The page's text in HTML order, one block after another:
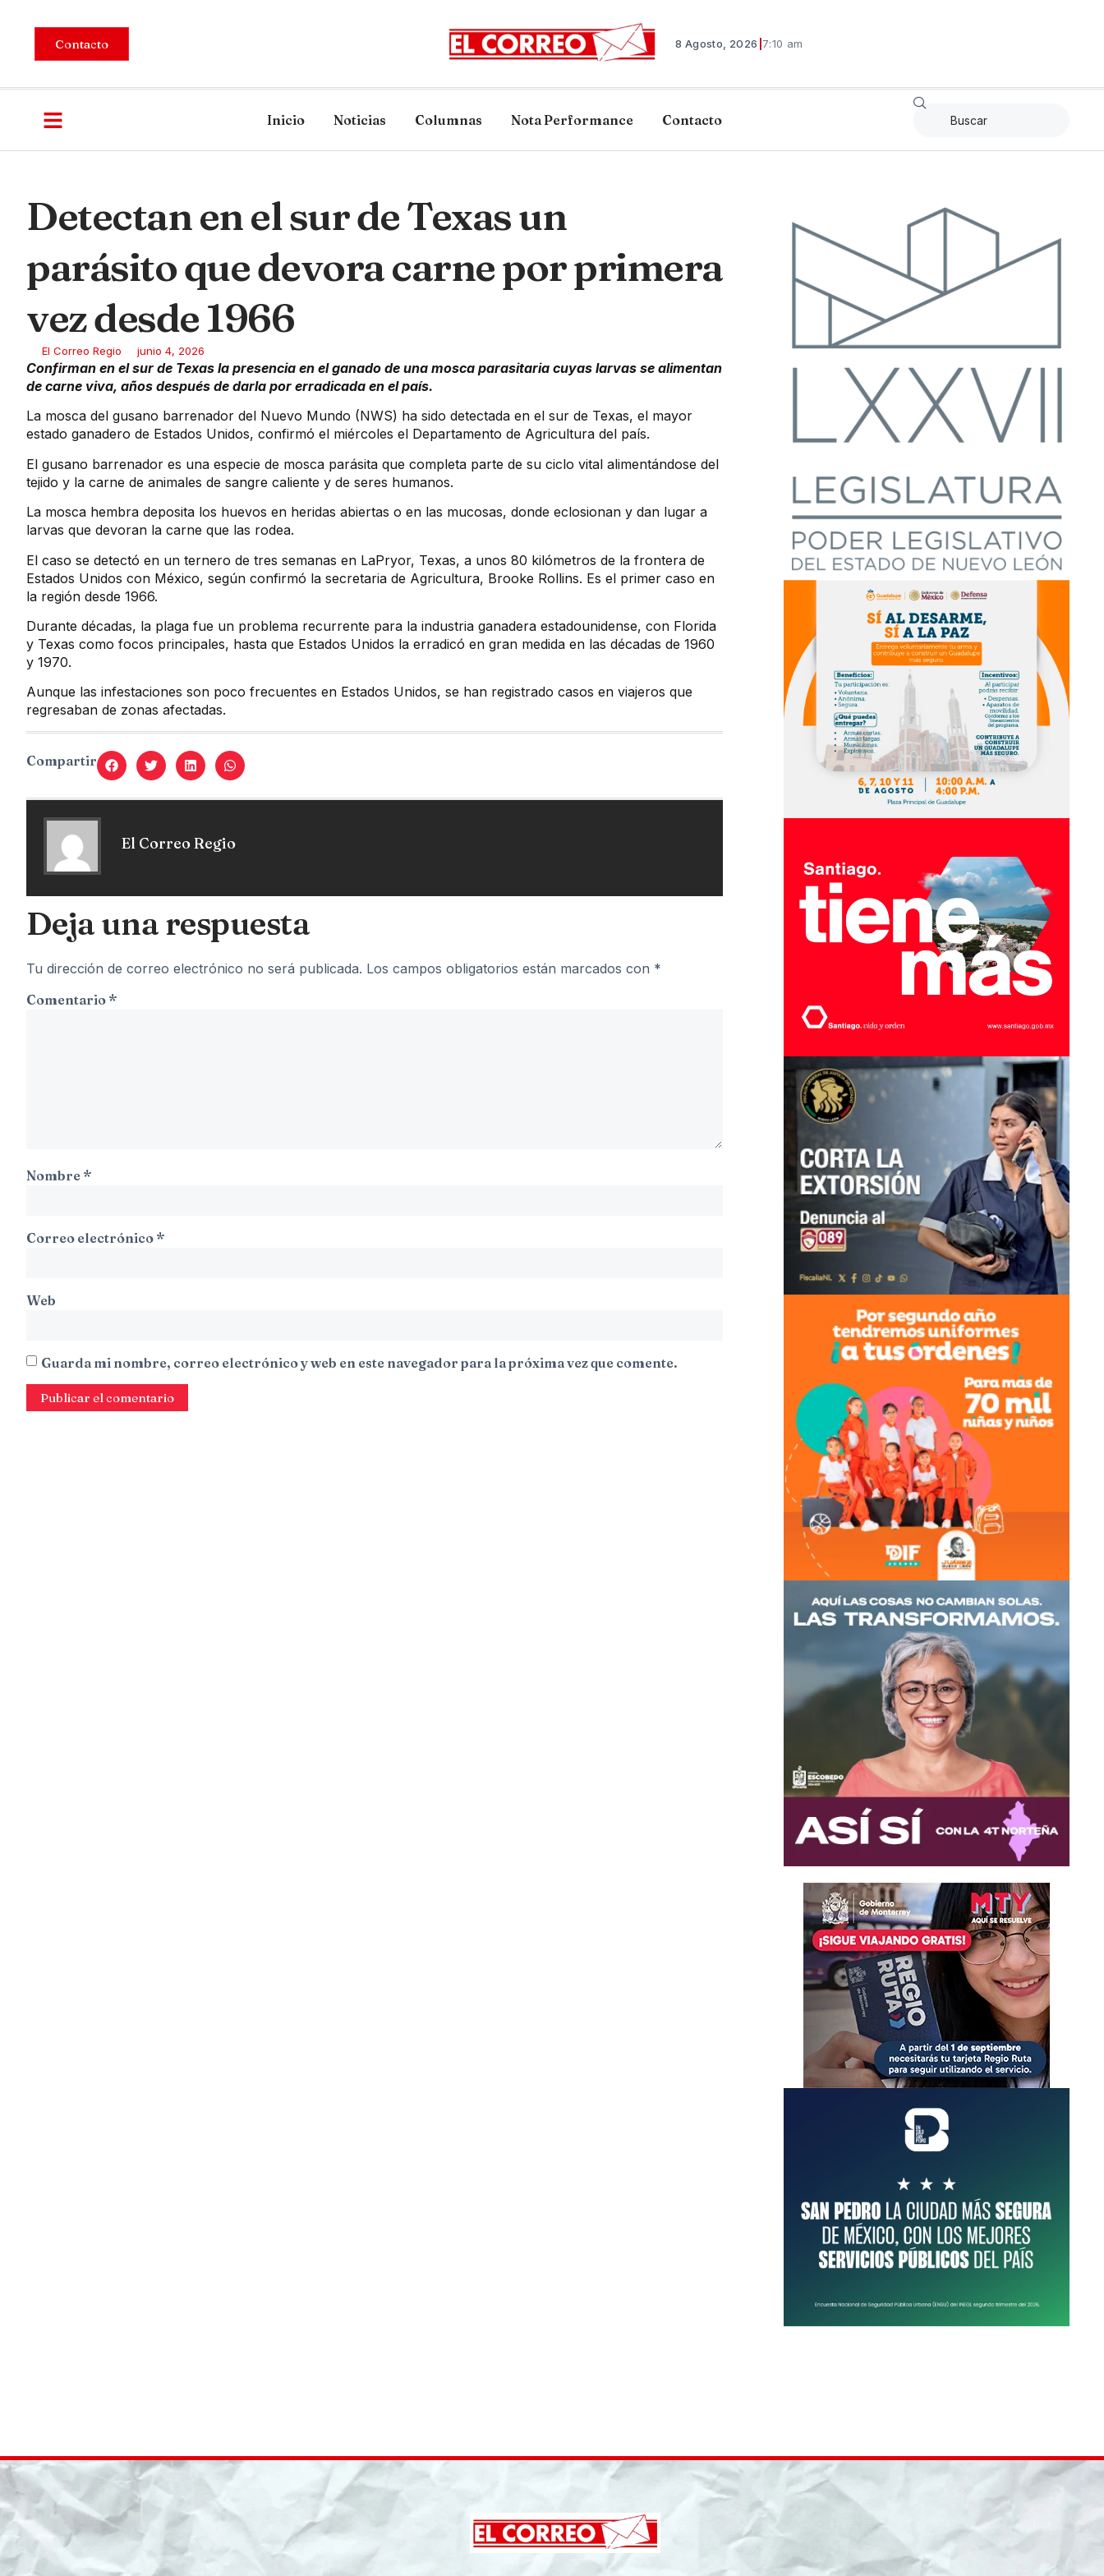
Contacto 8 Agosto, 2026 7:10 am
Inicio Noticias Columnas Nota Performance Contacto
Detectan en el sur de Texas un
parásito que devora carne por primera
vez desde 1966
El Correo Regio junio 4, 2026
Confirman en el sur de Texas la presencia en el ganado de una mosca parasitaria cuyas larvas se alimentan
de carne viva, años después de darla por erradicada en el país.
La mosca del gusano barrenador del Nuevo Mundo (NWS) ha sido detectada en el sur de Texas, el mayor
estado ganadero de Estados Unidos, confirmó el miércoles el Departamento de Agricultura del país.
El gusano barrenador es una especie de mosca parásita que completa parte de su ciclo vital alimentándose del
tejido y la carne de animales de sangre caliente y de seres humanos.
La mosca hembra deposita los huevos en heridas abiertas o en las mucosas, donde eclosionan y dan lugar a
larvas que devoran la carne que las rodea.
El caso se detectó en un ternero de tres semanas en LaPryor, Texas, a unos 80 kilómetros de la frontera de
Estados Unidos con México, según confirmó la secretaria de Agricultura, Brooke Rollins. Es el primer caso en
la región desde 1966.
Durante décadas, la plaga fue un problema recurrente para la industria ganadera estadounidense, con Florida
y Texas como focos principales, hasta que Estados Unidos la erradicó en gran medida en las décadas de 1960
y 1970.
Aunque las infestaciones son poco frecuentes en Estados Unidos, se han registrado casos en viajeros que
regresaban de zonas afectadas.
Compartir
El Correo Regio
Deja una respuesta
Tu dirección de correo electrónico no será publicada. Los campos obligatorios están marcados con *
Comentario *
Nombre *
Correo electrónico *
Web
Guarda mi nombre, correo electrónico y web en este navegador para la próxima vez que comente.